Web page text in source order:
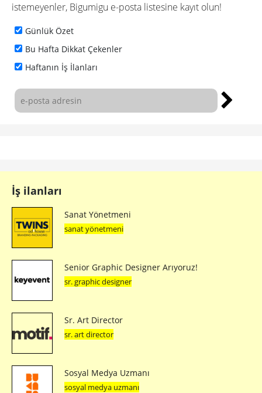
istemeyenler, Bigumigu e-posta listesine kayıt olun!
Günlük Özet
Bu Hafta Dikkat Çekenler
Haftanın İş İlanları
İş ilanları
Sanat Yönetmeni
sanat yönetmeni
Senior Graphic Designer Arıyoruz!
sr. graphic designer
Sr. Art Director
sr. art director
Sosyal Medya Uzmanı
sosyal medya uzmanı